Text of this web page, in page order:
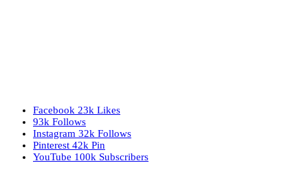
Facebook 23k Likes
93k Follows
Instagram 32k Follows
Pinterest 42k Pin
YouTube 100k Subscribers